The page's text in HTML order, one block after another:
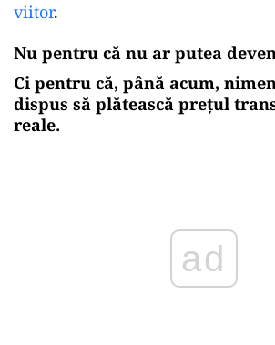
viitor.
Nu pentru că nu ar putea
Ci pentru că, până acum,
dispus să plătească prețul
reale.
ad